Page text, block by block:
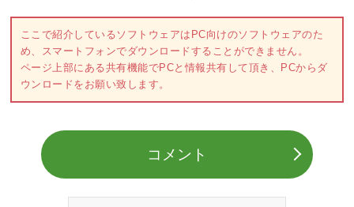
ここで紹介しているソフトウェアはPC向けのソフトウェアのた
め、スマートフォンでダウンロードすることができません。
ページ上部にある共有機能でPCと情報共有して頂き、PCからダ
ウンロードをお願い致します。
コメント